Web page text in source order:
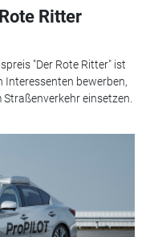
Ritter
"Der Rote Ritter" ist
Interessenten bewerben,
einsetzen.